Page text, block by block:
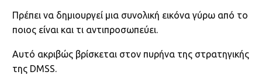
Πρέπει να δημιουργεί μια συνολική εικόνα γύρω από το
ποιος είναι και τι αντιπροσωπεύει.
Αυτό ακριβώς βρίσκεται στον πυρήνα της στρατηγικής
της DMSS.